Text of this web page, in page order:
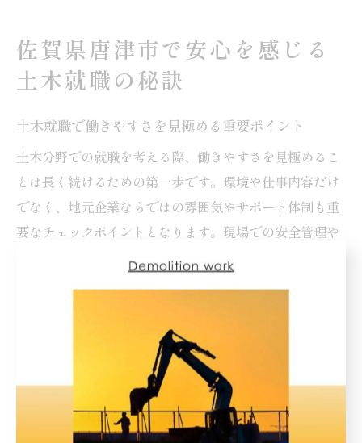
佐賀県唐津市で安心を感じる
土木就職の秘訣
土木就職で働きやすさを見極める重要ポイント
土木分野での就職を考える際、働きやすさを見極めるこ
とは長く続けるための第一歩です。環境や仕事内容だけ
でなく、地元企業ならではの雰囲気やサポート体制も重
要なチェックポイントとなります。現場での安全管理や
教育体制、チームワークの良さが、安心して働けるかど
や現場の雰囲気も業務継続のモチベーションに影響する
からです。例えば、佐賀県唐津市の企業では、未経験者
にも丁寧な指導を行い、現場での不安を解消できる体制
を整えているところが多く見られます。失敗例として、